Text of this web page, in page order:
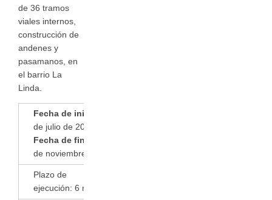
de 36 tramos
viales internos,
construcción de
andenes y
pasamanos, en
el barrio La
Linda.
Fecha de inicio:
de julio de 2013
Fecha de finalización:
de noviembre de 2013
Plazo de
ejecución: 6 meses